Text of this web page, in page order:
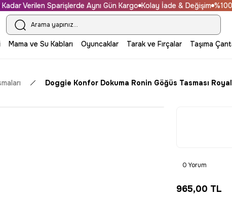
Verilen Sparişlerde Aynı Gün Kargo Kolay İade & Değişim %100
Mama ve Su Kabları Oyuncaklar Tarak ve Fırçalar Taşıma
Doggie Konfor Dokuma Ronin Göğüs Tasması
0 Yorum
965,00 TL